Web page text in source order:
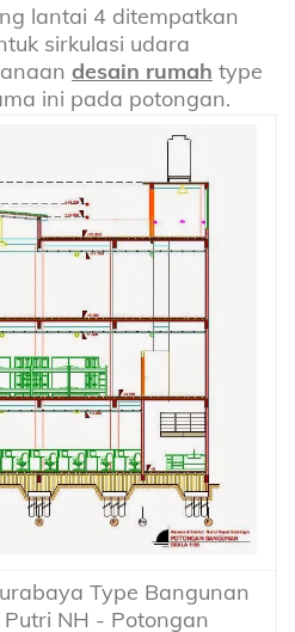
lantai 4 ditempatkan
sirkulasi udara
desain rumah type
ini pada potongan.
Type Bangunan
NH - Potongan